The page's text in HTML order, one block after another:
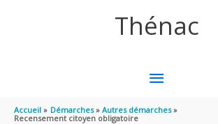
Thénac
MENU
PRINCIPAL
Accueil Démarches
Autres démarches
Recensement citoyen obligatoire